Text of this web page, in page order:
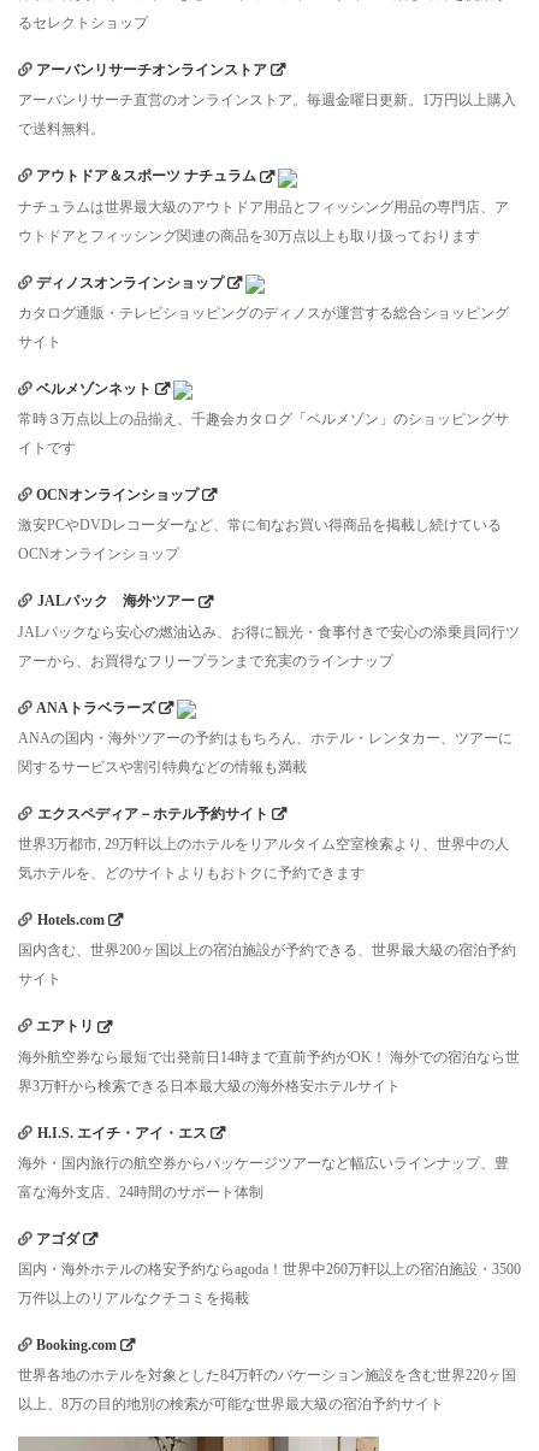
るセレクトショップ
アーバンリサーチオンラインストア
アーバンリサーチ直営のオンラインストア。毎週金曜日更新。1万円以上購入
で送料無料。
アウトドア＆スポーツ ナチュラム
ナチュラムは世界最大級のアウトドア用品とフィッシング用品の専門店、ア
ウトドアとフィッシング関連の商品を30万点以上も取り扱っております
ディノスオンラインショップ
カタログ通販・テレビショッピングのディノスが運営する総合ショッピング
サイト
ベルメゾンネット
常時３万点以上の品揃え、千趣会カタログ「ベルメゾン」のショッピングサ
イトです
OCNオンラインショップ
激安PCやDVDレコーダーなど、常に旬なお買い得商品を掲載し続けている
OCNオンラインショップ
JALパック 海外ツアー
JALパックなら安心の燃油込み、お得に観光・食事付きで安心の添乗員同行ツ
アーから、お買得なフリープランまで充実のラインナップ
ANAトラベラーズ
ANAの国内・海外ツアーの予約はもちろん、ホテル・レンタカー、ツアーに
関するサービスや割引特典などの情報も満載
エクスペディア－ホテル予約サイト
世界3万都市, 29万軒以上のホテルをリアルタイム空室検索より、世界中の人
気ホテルを、どのサイトよりもおトクに予約できます
Hotels.com
国内含む、世界200ヶ国以上の宿泊施設が予約できる、世界最大級の宿泊予約
サイト
エアトリ
海外航空券なら最短で出発前日14時まで直前予約がOK！ 海外での宿泊なら世
界3万軒から検索できる日本最大級の海外格安ホテルサイト
H.I.S. エイチ・アイ・エス
海外・国内旅行の航空券からパッケージツアーなど幅広いラインナップ、豊
富な海外支店、24時間のサポート体制
アゴダ
国内・海外ホテルの格安予約ならagoda！世界中260万軒以上の宿泊施設・3500
万件以上のリアルなクチコミを掲載
Booking.com
世界各地のホテルを対象とした84万軒のバケーション施設を含む世界220ヶ国
以上、8万の目的地別の検索が可能な世界最大級の宿泊予約サイト